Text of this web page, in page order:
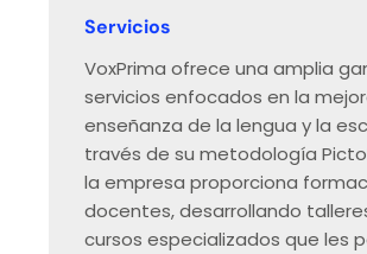
Servicios
VoxPrima ofrece una amplia
servicios enfocados en la
enseñanza de la lengua y la
través de su metodología
la empresa proporciona
docentes, desarrollando
cursos especializados que les